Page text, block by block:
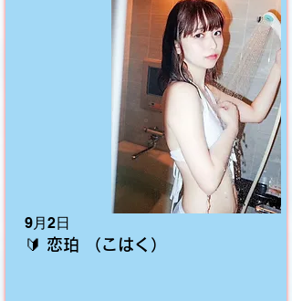
​9月2日
🔰 恋珀 （こはく）